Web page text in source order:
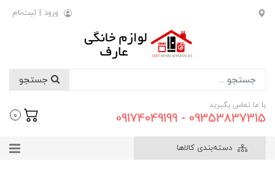
ورود | ثبت‌نام
با ما تماس بگیرید
09353837315 - 09174049199
0
دسته‌بندی کالاها